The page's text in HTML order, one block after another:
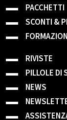
PACCHETTI
SCONTI &
RIVISTE
PILLOLE DI
NEWS